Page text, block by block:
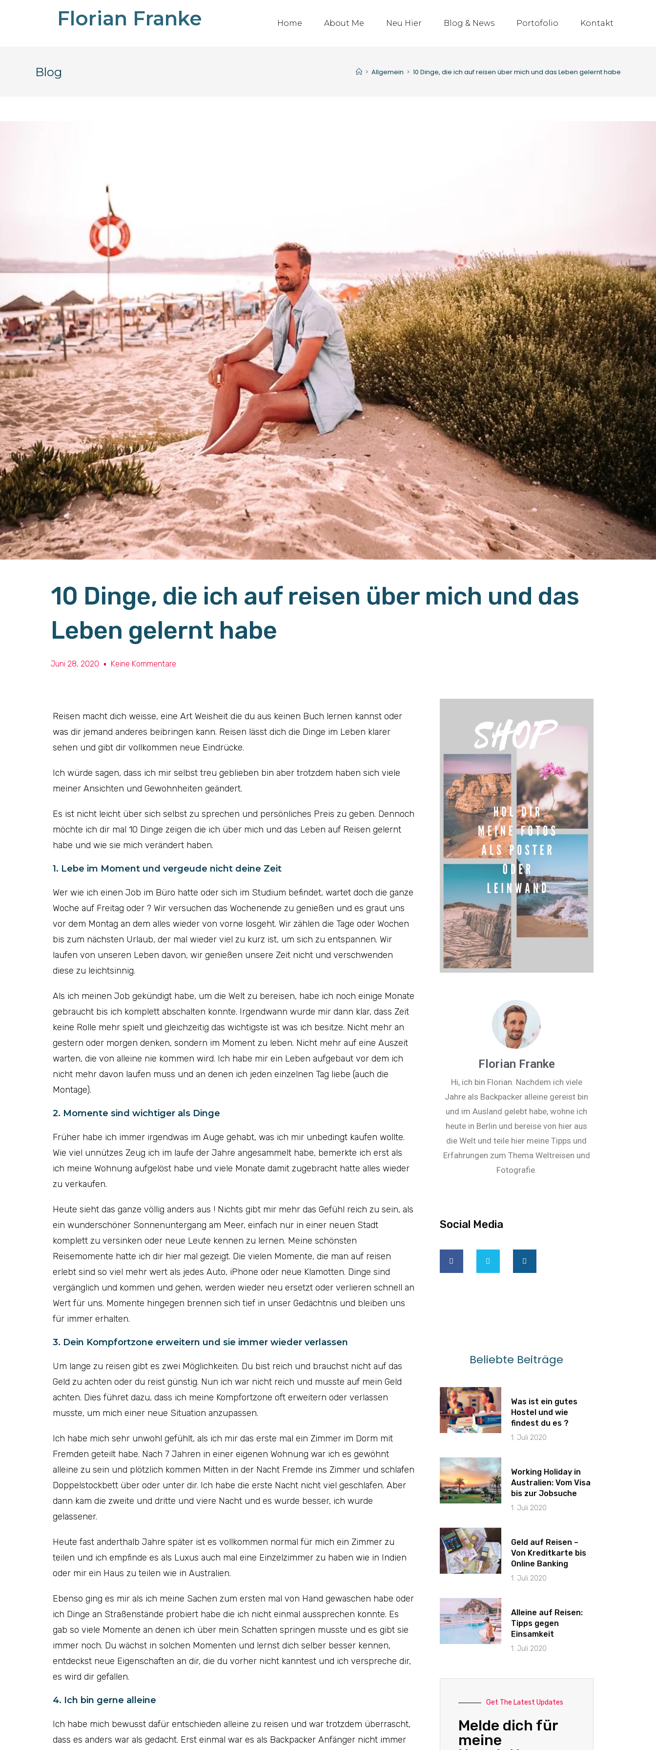
Florian Franke Home About Me Neu Hier Blog & News Portofolio Kontakt
Blog > Allgemein > 10 Dinge, die ich auf reisen über mich und das Leben gelernt habe
10 Dinge, die ich auf reisen über mich und das
Leben gelernt habe
Juni 28, 2020 Keine Kommentare
Reisen macht dich weisse, eine Art Weisheit die du aus keinen Buch lernen kannst oder
was dir jemand anderes beibringen kann. Reisen lässt dich die Dinge im Leben klarer
sehen und gibt dir vollkommen neue Eindrücke.
Ich würde sagen, dass ich mir selbst treu geblieben bin aber trotzdem haben sich viele
meiner Ansichten und Gewohnheiten geändert.
Es ist nicht leicht über sich selbst zu sprechen und persönliches Preis zu geben. Dennoch
möchte ich dir mal 10 Dinge zeigen die ich über mich und das Leben auf Reisen gelernt
habe und wie sie mich verändert haben.
1. Lebe im Moment und vergeude nicht deine Zeit
Wer wie ich einen Job im Büro hatte oder sich im Studium befindet, wartet doch die ganze
Woche auf Freitag oder ? Wir versuchen das Wochenende zu genießen und es graut uns
vor dem Montag an dem alles wieder von vorne losgeht. Wir zählen die Tage oder Wochen
bis zum nächsten Urlaub, der mal wieder viel zu kurz ist, um sich zu entspannen. Wir
laufen von unseren Leben davon, wir genießen unsere Zeit nicht und verschwenden
diese zu leichtsinnig.
Als ich meinen Job gekündigt habe, um die Welt zu bereisen, habe ich noch einige Monate
gebraucht bis ich komplett abschalten konnte. Irgendwann wurde mir dann klar, dass Zeit
keine Rolle mehr spielt und gleichzeitig das wichtigste ist was ich besitze. Nicht mehr an
gestern oder morgen denken, sondern im Moment zu leben. Nicht mehr auf eine Auszeit
warten, die von alleine nie kommen wird. Ich habe mir ein Leben aufgebaut vor dem ich
nicht mehr davon laufen muss und an denen ich jeden einzelnen Tag liebe (auch die
Montage).
2. Momente sind wichtiger als Dinge
Früher habe ich immer irgendwas im Auge gehabt, was ich mir unbedingt kaufen wollte.
Wie viel unnützes Zeug ich im laufe der Jahre angesammelt habe, bemerkte ich erst als
ich meine Wohnung aufgelöst habe und viele Monate damit zugebracht hatte alles wieder
zu verkaufen.
Heute sieht das ganze völlig anders aus ! Nichts gibt mir mehr das Gefühl reich zu sein, als
ein wunderschöner Sonnenuntergang am Meer, einfach nur in einer neuen Stadt
komplett zu versinken oder neue Leute kennen zu lernen. Meine schönsten
Reisemomente hatte ich dir hier mal gezeigt. Die vielen Momente, die man auf reisen
erlebt sind so viel mehr wert als jedes Auto, iPhone oder neue Klamotten. Dinge sind
vergänglich und kommen und gehen, werden wieder neu ersetzt oder verlieren schnell an
Wert für uns. Momente hingegen brennen sich tief in unser Gedächtnis und bleiben uns
für immer erhalten.
3. Dein Kompfortzone erweitern und sie immer wieder verlassen
Um lange zu reisen gibt es zwei Möglichkeiten. Du bist reich und brauchst nicht auf das
Geld zu achten oder du reist günstig. Nun ich war nicht reich und musste auf mein Geld
achten. Dies führet dazu, dass ich meine Kompfortzone oft erweitern oder verlassen
musste, um mich einer neue Situation anzupassen.
Ich habe mich sehr unwohl gefühlt, als ich mir das erste mal ein Zimmer im Dorm mit
Fremden geteilt habe. Nach 7 Jahren in einer eigenen Wohnung war ich es gewöhnt
alleine zu sein und plötzlich kommen Mitten in der Nacht Fremde ins Zimmer und schlafen
Doppelstockbett über oder unter dir. Ich habe die erste Nacht nicht viel geschlafen. Aber
dann kam die zweite und dritte und viere Nacht und es wurde besser, ich wurde
gelassener.
Heute fast anderthalb Jahre später ist es vollkommen normal für mich ein Zimmer zu
teilen und ich empfinde es als Luxus auch mal eine Einzelzimmer zu haben wie in Indien
oder mir ein Haus zu teilen wie in Australien.
Ebenso ging es mir als ich meine Sachen zum ersten mal von Hand gewaschen habe oder
ich Dinge an Straßenstände probiert habe die ich nicht einmal aussprechen konnte. Es
gab so viele Momente an denen ich über mein Schatten springen musste und es gibt sie
immer noch. Du wächst in solchen Momenten und lernst dich selber besser kennen,
entdeckst neue Eigenschaften an dir, die du vorher nicht kanntest und ich verspreche dir,
es wird dir gefallen.
4. Ich bin gerne alleine
Ich habe mich bewusst dafür entschieden alleine zu reisen und war trotzdem überrascht,
dass es anders war als gedacht. Erst einmal war es als Backpacker Anfänger nicht immer
Florian Franke
Hi, ich bin Florian. Nachdem ich viele
Jahre als Backpacker alleine gereist bin
und im Ausland gelebt habe, wohne ich
heute in Berlin und bereise von hier aus
die Welt und teile hier meine Tipps und
Erfahrungen zum Thema Weltreisen und
Fotografie.
Social Media
Beliebte Beiträge
Was ist ein gutes
Hostel und wie
findest du es ?
1. Juli 2020
Working Holiday in
Australien: Vom Visa
bis zur Jobsuche
1. Juli 2020
Geld auf Reisen –
Von Kreditkarte bis
Online Banking
1. Juli 2020
Alleine auf Reisen:
Tipps gegen
Einsamkeit
1. Juli 2020
Get The Latest Updates
Melde dich für
meine